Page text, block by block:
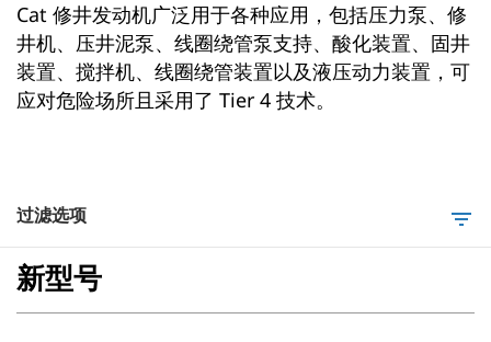
Cat 修井发动机广泛用于各种应用，包括压力泵、修
井机、压井泥泵、线圈绕管泵支持、酸化装置、固井
装置、搅拌机、线圈绕管装置以及液压动力装置，可
应对危险场所且采用了 Tier 4 技术。
过滤选项 filter_list
新型号